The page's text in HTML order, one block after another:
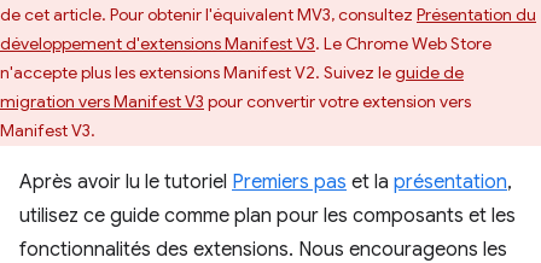
de cet article. Pour obtenir l'équivalent MV3, consultez Présentation du
développement d'extensions Manifest V3. Le Chrome Web Store
n'accepte plus les extensions Manifest V2. Suivez leguide de
migration vers Manifest V3 pour convertir votre extension vers
Manifest V3.
Après avoir lu le tutoriel Premiers pas et la présentation,
utilisez ce guide comme plan pour les composants et les
fonctionnalités des extensions. Nous encourageons les